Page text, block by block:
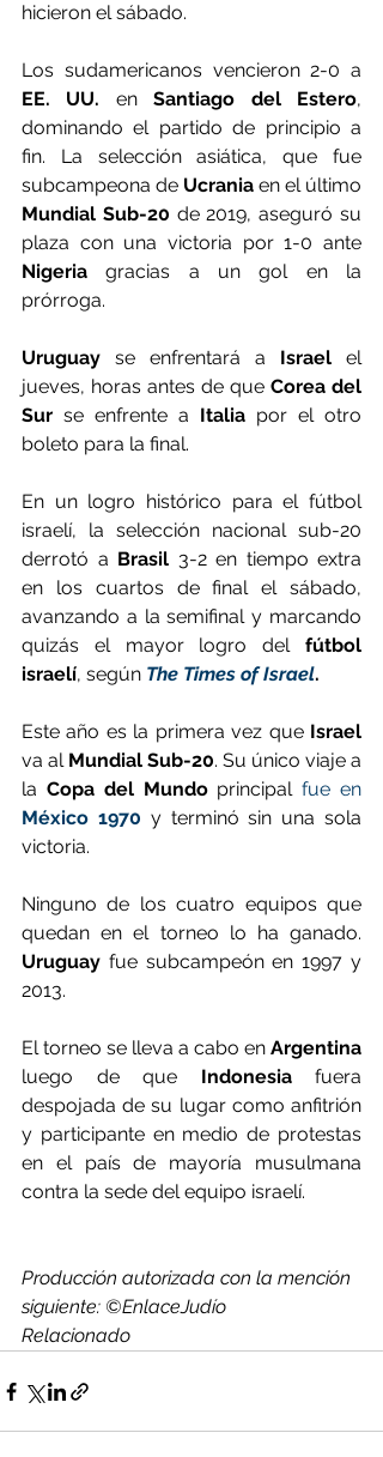
hicieron el sábado.
EE. UU. en Santiago del Estero,
dominando el partido de principio a
fin. La selección asiática, que fue
subcampeona de Ucrania
Mundial Sub-20 de 2019, aseguró su
Nigeria gracias a un gol en la
prórroga.
Uruguay se enfrentará a Israel el
jueves, horas antes de que Corea del
Sur se enfrente a Italia por el otro
boleto para la final.
En un logro histórico para el fútbol
israelí, la selección nacional sub-20
derrotó a Brasil 3-2 en tiempo extra
en los cuartos de final el sábado,
avanzando a la semifinal y marcando
quizás el mayor logro del fútbol
israelí, según The Times of Israel.
Este año es la primera vez que Israel
va al Mundial Sub-20. Su único viaje a
la Copa del Mundo principal
México 1970 y terminó sin una sola
victoria.
Ninguno de los cuatro equipos que
Uruguay fue subcampeón en 1997 y
2013.
El torneo se lleva a cabo en Argentina
luego de que Indonesia fuera
despojada de su lugar como anfitrión
y participante en medio de protestas
en el país de mayoría musulmana
contra la sede del equipo israelí.
Producción autorizada con la mención
siguiente: ©EnlaceJudío
Relacionado